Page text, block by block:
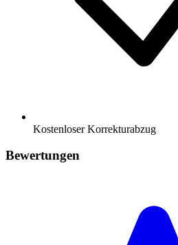
Kostenloser Korrekturabzug
Bewertungen